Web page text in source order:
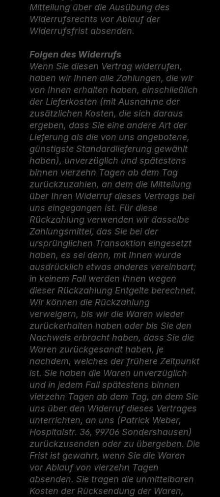
Mitteilung über die Ausübung des
Widerrufsrechts vor Ablauf der
Widerrufsfrist absenden.
Folgen des Widerrufs
Wenn Sie diesen Vertrag widerrufen,
haben wir Ihnen alle Zahlungen, die wir
von Ihnen erhalten haben, einschließlich
der Lieferkosten (mit Ausnahme der
zusätzlichen Kosten, die sich daraus
ergeben, dass Sie eine andere Art der
Lieferung als die von uns angebotene,
günstigste Standardlieferung gewählt
haben), unverzüglich und spätestens
binnen vierzehn Tagen ab dem Tag
zurückzuzahlen, an dem die Mitteilung
über Ihren Widerruf dieses Vertrags bei
uns eingegangen ist. Für diese
Rückzahlung verwenden wir dasselbe
Zahlungsmittel, das Sie bei der
ursprünglichen Transaktion eingesetzt
haben, es sei denn, mit Ihnen wurde
ausdrücklich etwas anderes vereinbart;
in keinem Fall werden Ihnen wegen
dieser Rückzahlung Entgelte berechnet.
Wir können die Rückzahlung
verweigern, bis wir die Waren wieder
zurückerhalten haben oder bis Sie den
Nachweis erbracht haben, dass Sie die
Waren zurückgesandt haben, je
nachdem, welches der frühere Zeitpunkt
ist. Sie haben die Waren unverzüglich
und in jedem Fall spätestens binnen
vierzehn Tagen ab dem Tag, an dem Sie
uns über den Widerruf dieses Vertrages
unterrichten, an uns (Patrick Weber,
Hospitalstr. 36, 99706 Sondershausen)
zurückzusenden oder zu übergeben. Die
Frist ist gewahrt, wenn Sie die Waren
vor Ablauf von vierzehn Tagen
absenden. Sie tragen die unmittelbaren
Kosten der Rücksendung der Waren,